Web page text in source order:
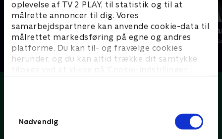
oplevelse af TV 2 PLAY, til statistik og til at
målrette annoncer til dig. Vores
samarbejdspartnere kan anvende cookie-data til
målrettet markedsføring på egne og andres
platforme. Du kan til- og fravælge cookies
herunder, og du kan altid trække dit samtykke
tilbage ved at klikke på ’Cookie-indstillinger’ i
Nødvendig
Verdensmænd
Comedy • 5 sæsoner
Danish
Comedy • 3